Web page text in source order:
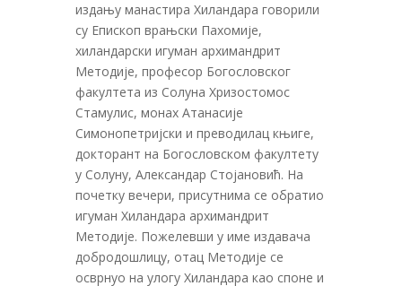
издању манастира Хиландара говорили
су Епископ врањски Пахомије,
хиландарски игуман архимандрит
Методије, професор Богословског
факултета из Солуна Хризостомос
Стамулис, монах Атанасије
Симонопетријски и преводилац књиге,
докторант на Богословском факултету
у Солуну, Александар Стојановић. На
почетку вечери, присутнима се обратио
игуман Хиландара архимандрит
Методије. Пожелевши у име издавача
добродошлицу, отац Методије се
осврнуо на улогу Хиландара као споне и